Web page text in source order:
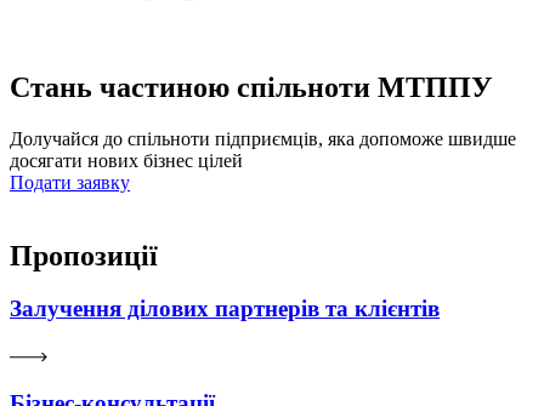
Стань частиною спільноти МТППУ
Долучайся до спільноти підприємців, яка допоможе швидше
досягати нових бізнес цілей
Подати заявку
Пропозиції
Залучення ділових партнерів та клієнтів